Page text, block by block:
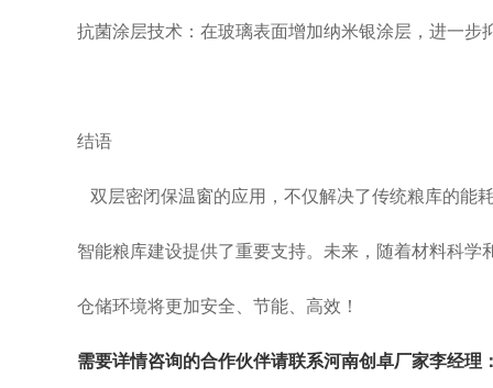
抗菌涂层技术：在玻璃表面增加纳米银涂层，进一步
结语
双层密闭保温窗的应用，不仅解决了传统粮库的能
智能粮库建设提供了重要支持。未来，随着材料科学
仓储环境将更加安全、节能、高效！
需要详情咨询的合作伙伴请联系河南创卓厂家李经